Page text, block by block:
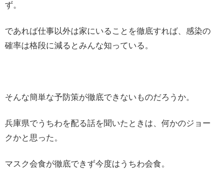
ず。
であれば仕事以外は家にいることを徹底すれば、感染の
確率は格段に減るとみんな知っている。
そんな簡単な予防策が徹底できないものだろうか。
兵庫県でうちわを配る話を聞いたときは、何かのジョー
クかと思った。
マスク会食が徹底できず今度はうちわ会食。